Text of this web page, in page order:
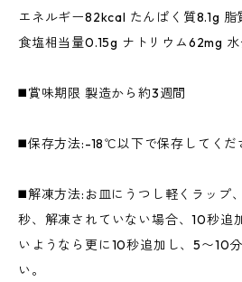
エネルギー82kcal たんぱく質8.1g
食塩相当量0.15g ナトリウム62mg
◼️賞味期限 製造から約3週間
◼️保存方法:-18℃以下で保存してくだ
◼️解凍方法:お皿にうつし軽くラップ
秒、解凍されていない場合、10秒追
いようなら更に10秒追加し、5〜10
い。